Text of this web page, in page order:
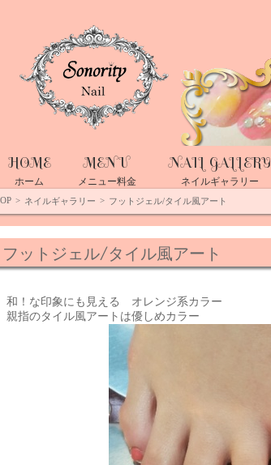
HOME
ホーム
MENU
メニュー料金
NAIL GALLERY
ネイルギャラリー
> ネイルギャラリー > フットジェル/タイル風アート
フットジェル/タイル風アート
和！な印象にも見える オレンジ系カラー
親指のタイル風アートは優しめカラー